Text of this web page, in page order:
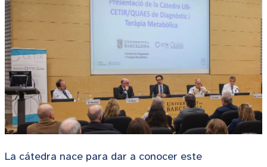
La cátedra nace para dar a conocer este